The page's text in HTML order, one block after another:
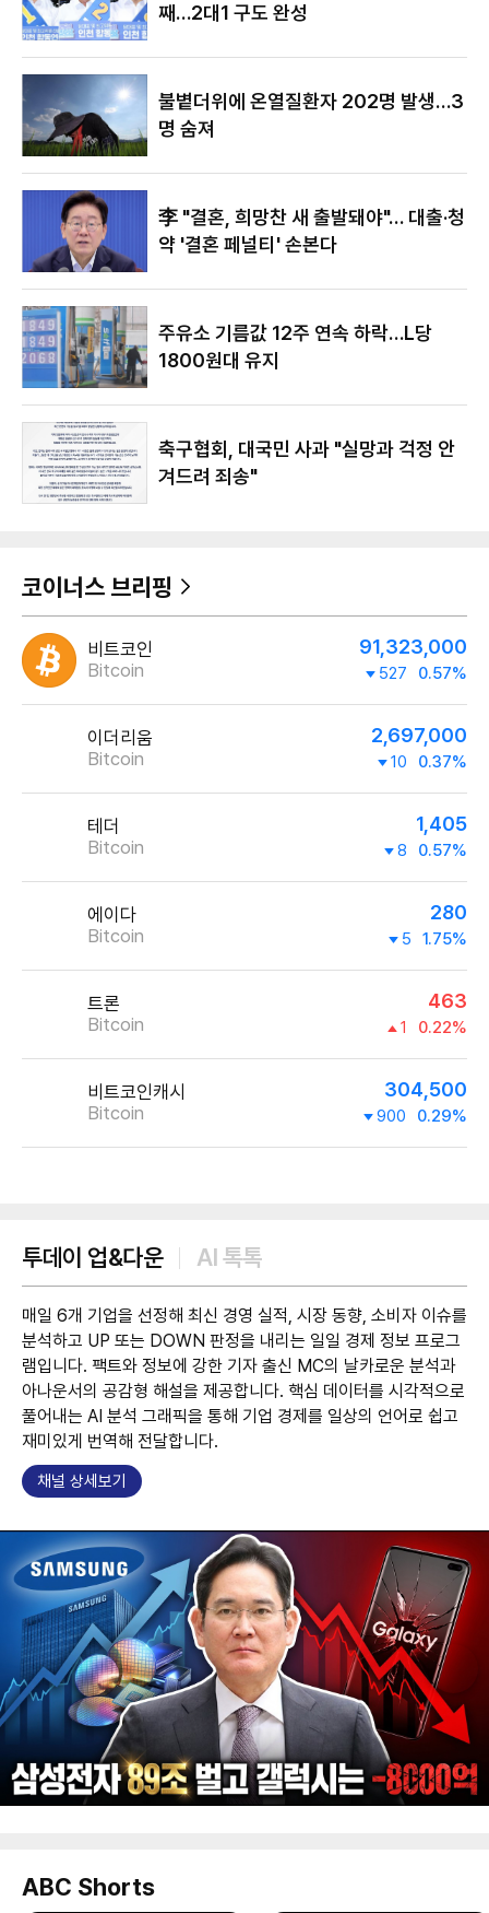
째…2대1 구도 완성
불볕더위에 온열질환자 202명 발생…3
명 숨져
李 "결혼, 희망찬 새 출발돼야"… 대출·청
약 '결혼 페널티' 손본다
주유소 기름값 12주 연속 하락…L당
1800원대 유지
축구협회, 대국민 사과 "실망과 걱정 안
겨드려 죄송"
코이너스 브리핑
비트코인
Bitcoin
91,323,000
527 0.57%
이더리움
Bitcoin
2,697,000
10 0.37%
테더
Bitcoin
1,405
8 0.57%
에이다
Bitcoin
280
5 1.75%
트론
Bitcoin
463
1 0.22%
비트코인캐시
Bitcoin
304,500
900 0.29%
투데이 업&다운 AI 톡톡
매일 6개 기업을 선정해 최신 경영 실적, 시장 동향, 소비자 이슈를
분석하고 UP 또는 DOWN 판정을 내리는 일일 경제 정보 프로그
램입니다. 팩트와 정보에 강한 기자 출신 MC의 날카로운 분석과
아나운서의 공감형 해설을 제공합니다. 핵심 데이터를 시각적으로
풀어내는 AI 분석 그래픽을 통해 기업 경제를 일상의 언어로 쉽고
재미있게 번역해 전달합니다.
채널 상세보기
ABC Shorts